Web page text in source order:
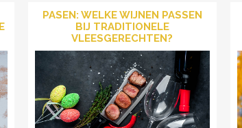
PASEN: WELKE WIJNEN PASSEN
BIJ TRADITIONELE
VLEESGERECHTEN?